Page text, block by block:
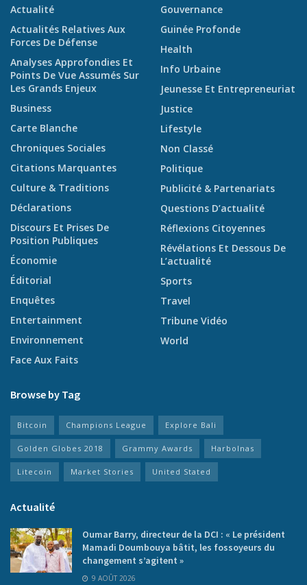
Actualité
Actualités Relatives Aux
Forces De Défense
Analyses Approfondies Et
Points De Vue Assumés Sur
Les Grands Enjeux
Business
Carte Blanche
Chroniques Sociales
Citations Marquantes
Culture & Traditions
Déclarations
Discours Et Prises De
Position Publiques
Économie
Éditorial
Enquêtes
Entertainment
Environnement
Face Aux Faits
Gouvernance
Guinée Profonde
Health
Info Urbaine
Jeunesse Et Entrepreneuriat
Justice
Lifestyle
Non Classé
Politique
Publicité & Partenariats
Questions D’actualité
Réflexions Citoyennes
Révélations Et Dessous De
L’actualité
Sports
Travel
Tribune Vidéo
World
Browse by Tag
Bitcoin Champions League Explore Bali
Golden Globes 2018 Grammy Awards Harbolnas
Litecoin Market Stories United Stated
Actualité
Oumar Barry, directeur de la DCI : « Le président
Mamadi Doumbouya bâtit, les fossoyeurs du
changement s’agitent »
9 AOÛT 2026